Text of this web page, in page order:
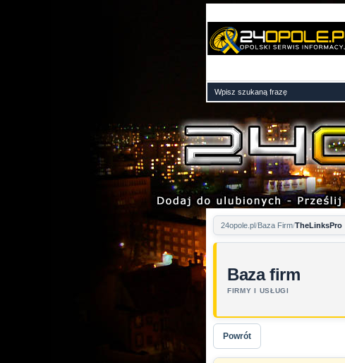
24opole.pl Baza Firm TheLinksPro
Baza firm
FIRMY I USŁUGI
Powrót